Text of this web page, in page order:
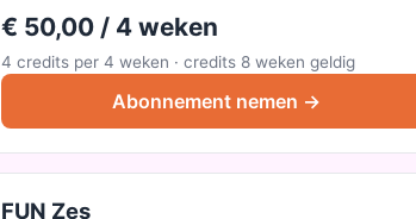
€ 50,00 / 4 weken
4 credits per 4 weken · credits 8 weken geldig
Abonnement nemen →
FUN Zes